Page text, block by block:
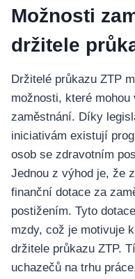
Možnosti
držitele
Držitelé průkazu ZTP
možnosti, které
zaměstnání. Díky
iniciativám existují
osob se zdravotním
Jednou z výhod je, že
finanční dotace za
postižením. Tyto
mzdy, což je motivuje
držitele průkazu ZTP.
uchazečů na trhu